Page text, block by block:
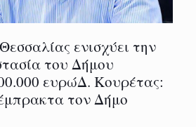
ενισχύει την
του Δήμου
ευρώΔ. Κουρέτας:
τον Δήμο